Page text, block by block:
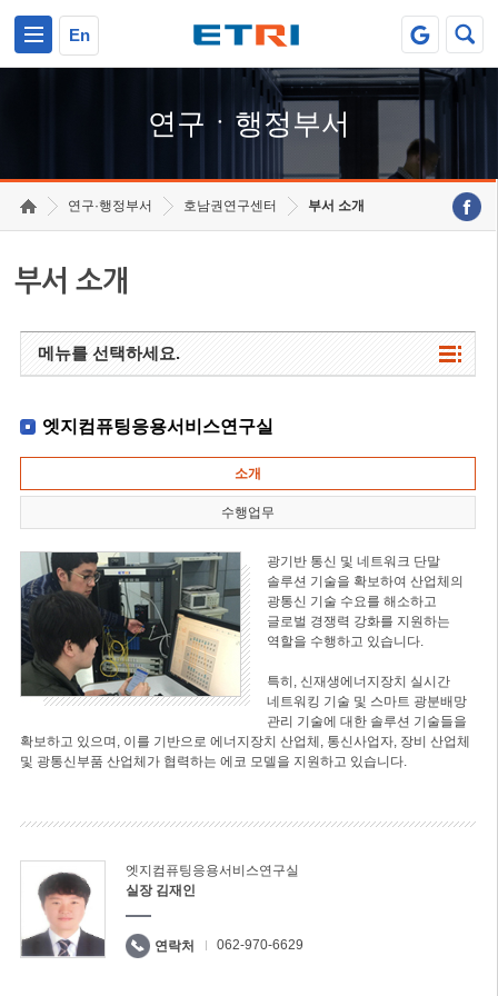
En
연구ㆍ행정부서
연구·행정부서 호남권연구센터 부서 소개
부서 소개
메뉴를 선택하세요.
엣지컴퓨팅응용서비스연구실
소개
수행업무
광기반 통신 및 네트워크 단말
솔루션 기술을 확보하여 산업체의
광통신 기술 수요를 해소하고
글로벌 경쟁력 강화를 지원하는
역할을 수행하고 있습니다.
특히, 신재생에너지장치 실시간
네트워킹 기술 및 스마트 광분배망
관리 기술에 대한 솔루션 기술들을
확보하고 있으며, 이를 기반으로 에너지장치 산업체, 통신사업자, 장비 산업체
및 광통신부품 산업체가 협력하는 에코 모델을 지원하고 있습니다.
엣지컴퓨팅응용서비스연구실
실장 김재인
연락처 062-970-6629